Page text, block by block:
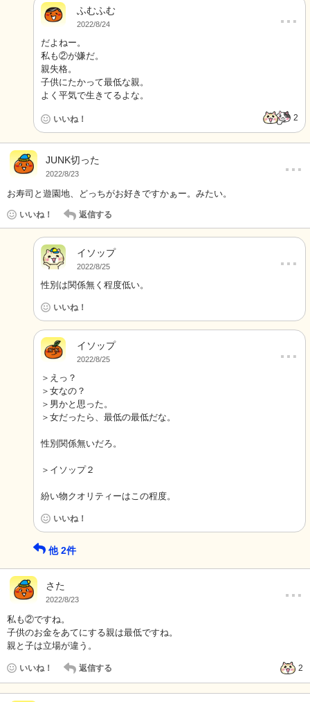
ふむふむ
2022/8/24 …
だよねー。
私も②が嫌だ。
親失格。
子供にたかって最低な親。
よく平気で生きてるよな。
いいね！ 2
JUNK切った
2022/8/23 …
お寿司と遊園地、どっちがお好きですかぁー。みたい。
いいね！ 返信する
イソップ
2022/8/25 …
性別は関係無く程度低い。
いいね！
イソップ
2022/8/25 …
＞えっ？
＞女なの？
＞男かと思った。
＞女だったら、最低の最低だな。
性別関係無いだろ。
＞イソップ２
紛い物クオリティーはこの程度。
いいね！
他2件
さた
2022/8/23 …
私も②ですね。
子供のお金をあてにする親は最低ですね。
親と子は立場が違う。
いいね！ 返信する 2